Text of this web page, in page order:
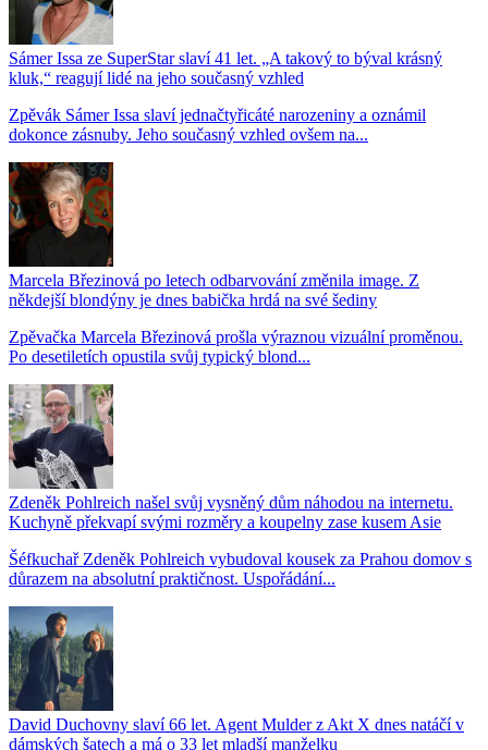
Sámer Issa ze SuperStar slaví 41 let. „A takový to býval krásný
kluk,“ reagují lidé na jeho současný vzhled
Zpěvák Sámer Issa slaví jednačtyřicáté narozeniny a oznámil
dokonce zásnuby. Jeho současný vzhled ovšem na...
Marcela Březinová po letech odbarvování změnila image. Z
někdejší blondýny je dnes babička hrdá na své šediny
Zpěvačka Marcela Březinová prošla výraznou vizuální proměnou.
Po desetiletích opustila svůj typický blond...
Zdeněk Pohlreich našel svůj vysněný dům náhodou na internetu.
Kuchyně překvapí svými rozměry a koupelny zase kusem Asie
Šéfkuchař Zdeněk Pohlreich vybudoval kousek za Prahou domov s
důrazem na absolutní praktičnost. Uspořádání...
David Duchovny slaví 66 let. Agent Mulder z Akt X dnes natáčí v
dámských šatech a má o 33 let mladší manželku